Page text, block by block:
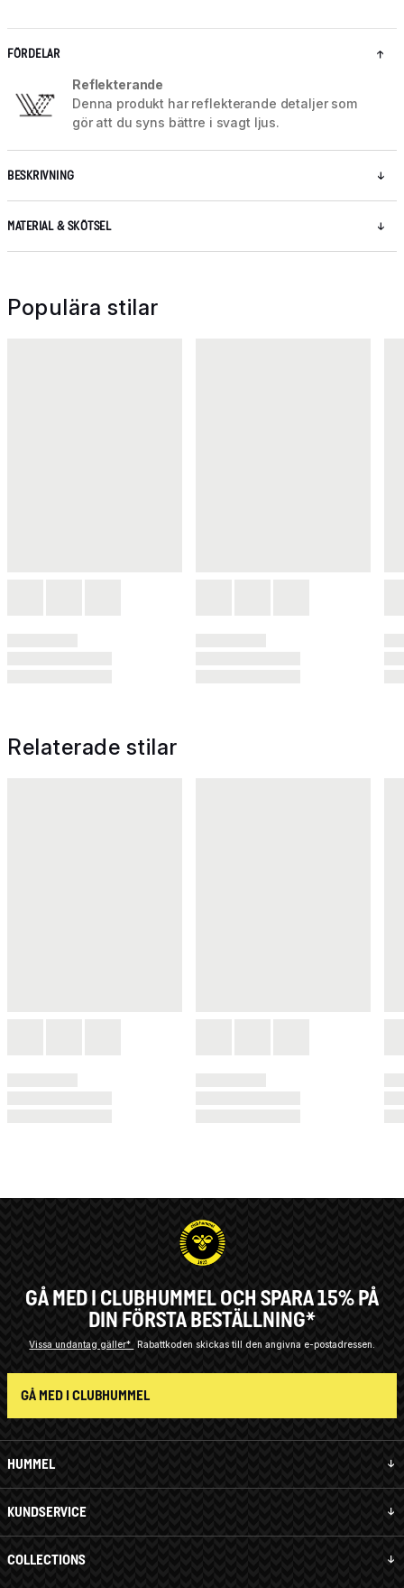
FÖRDELAR
Reflekterande
Denna produkt har reflekterande detaljer som
gör att du syns bättre i svagt ljus.
BESKRIVNING
MATERIAL & SKÖTSEL
Populära stilar
Relaterade stilar
HUMMEL
KUNDSERVICE
COLLECTIONS
GÅ MED I CLUBHUMMEL OCH SPARA 15% PÅ
DIN FÖRSTA BESTÄLLNING*
Vissa undantag gäller* Rabattkoden skickas till den angivna e-postadressen.
GÅ MED I CLUBHUMMEL